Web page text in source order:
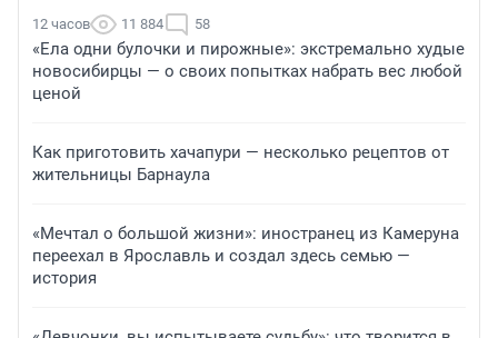
12 часов 11 884 58
«Ела одни булочки и пирожные»: экстремально худые
новосибирцы — о своих попытках набрать вес любой
ценой
Как приготовить хачапури — несколько рецептов от
жительницы Барнаула
«Мечтал о большой жизни»: иностранец из Камеруна
переехал в Ярославль и создал здесь семью —
история